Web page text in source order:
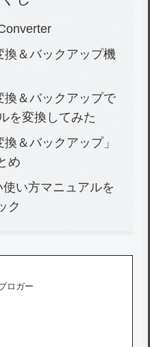
＆バックアップ機
換＆バックアップで
を変換してみた
＆バックアップ」
め
い方マニュアルを
ク
ロガー